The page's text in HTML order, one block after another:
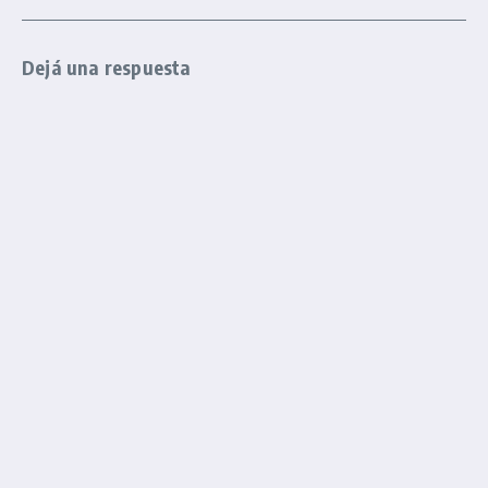
Dejá una respuesta